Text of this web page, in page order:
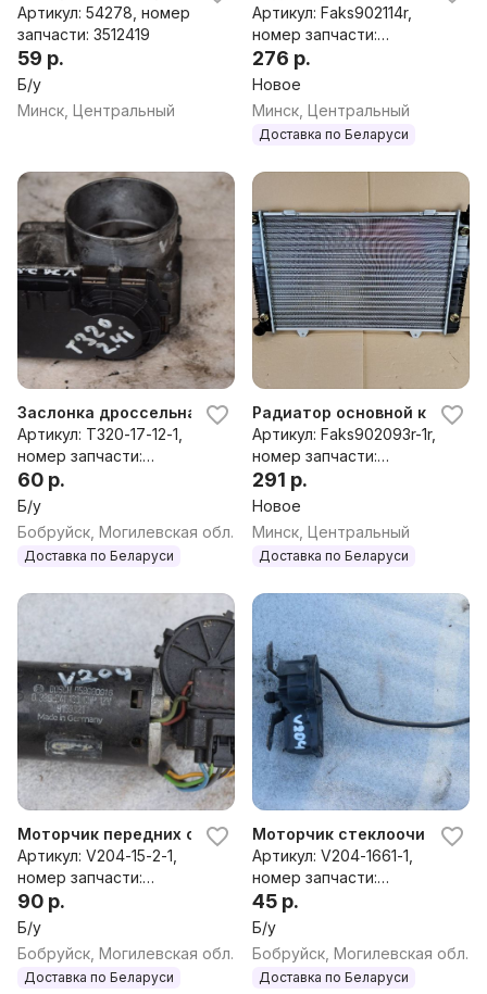
Артикул: 54278, номер
запчасти: 3512419
59 р.
Б/у
Минск, Центральный
Артикул: Faks902114r,
номер запчасти:
1333169,8602411,8602413
276 р.
Новое
Минск, Центральный
Доставка по Беларуси
Заслонка дроссельная Volvo V70, 1999 г.
Артикул: T320-17-12-1,
номер запчасти:
8677796
60 р.
Б/у
Бобруйск, Могилевская обл.
Доставка по Беларуси
Радиатор основной к Volvo
Артикул: Faks902093r-1r,
номер запчасти:
6842768,8601001,8601001
4,8601356,86013562,8602
291 р.
Новое
Минск, Центральный
Доставка по Беларуси
Моторчик передних стеклоочистителей (дворников)
Артикул: V204-15-2-1,
номер запчасти:
9169321,058980916
90 р.
Б/у
Бобруйск, Могилевская обл.
Доставка по Беларуси
Моторчик
Артикул: V204-1661-1,
номер запчасти:
0390206950
45 р.
Б/у
Бобруйск, Могилевская обл.
Доставка по Беларуси